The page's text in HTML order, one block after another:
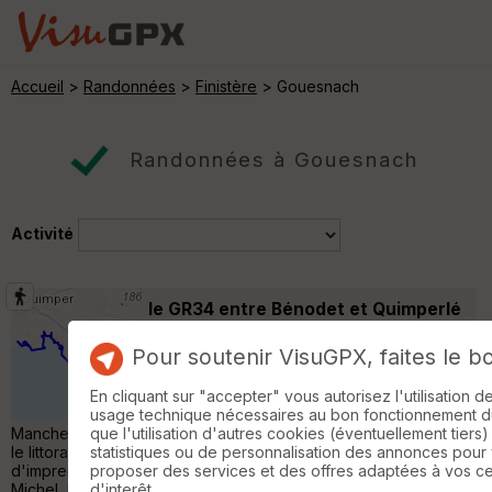
Accueil > Randonnées > Finistère > Gouesnach
Randonnées à Gouesnach
Activité
le GR34 entre Bénodet et Quimperlé
179 km
Le GR34, aussi appelé sentier des
douaniers, part du Mont-Saint-Michel dans la
Manche pour arriver à Saint-Nazaire en Loire-Atlantique. Il suit
le littoral breton sur près de 2000 kilomètres avec
d'imprenables vues sur la mer, telles que la baie du Mont-Saint-
Pour soutenir VisuGPX, faites le
En cliquant sur "accepter" vous autorisez l'utilisation
usage technique nécessaires au bon fonctionnement
que l'utilisation d'autres cookies (éventuellement
statistiques ou de personnalisation des annonces pour
proposer des services et des offres adaptées à vos